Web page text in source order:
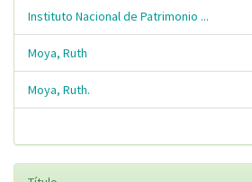
Instituto Nacional de Patrimonio ...
Moya, Ruth
Moya, Ruth.